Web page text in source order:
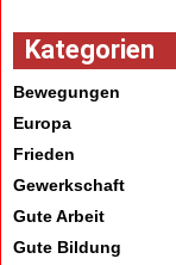
Kategorien
Bewegungen
Europa
Frieden
Gewerkschaft
Gute Arbeit
Gute Bildung